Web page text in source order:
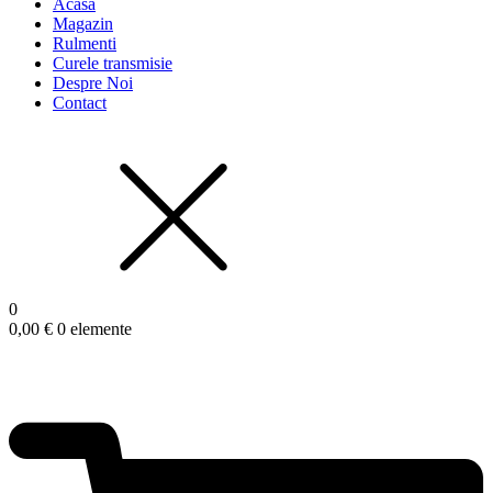
Acasa
Magazin
Rulmenti
Curele transmisie
Despre Noi
Contact
0
0,00 € 0 elemente